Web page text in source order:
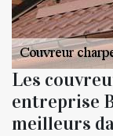
Les
entreprise
meilleurs